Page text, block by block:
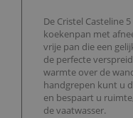
De Cristel Casteline
koekenpan met
vrije pan die een
de perfecte
warmte over de
handgrepen kunt u
en bespaart u
de vaatwasser.